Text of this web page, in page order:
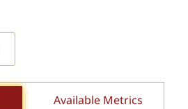
Available Metrics